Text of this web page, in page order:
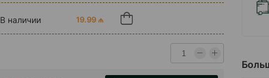
В наличии 19.99 ₼